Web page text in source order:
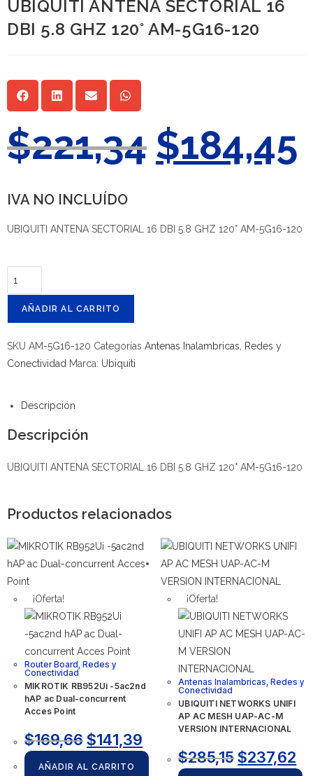
UBIQUITI ANTENA SECTORIAL 16
DBI 5.8 GHZ 120° AM-5G16-120
$221,34 $184,45
IVA NO INCLUÍDO
UBIQUITI ANTENA SECTORIAL 16 DBI 5.8 GHZ 120° AM-5G16-120
AÑADIR AL CARRITO
SKU AM-5G16-120 Categorías Antenas Inalambricas
Redes y
Conectividad Marca: Ubiquiti
Descripción
Descripción
UBIQUITI ANTENA SECTORIAL 16 DBI 5.8 GHZ 120° AM-5G16-120
Productos relacionados
¡Oferta!
Router Board, Redes y
Conectividad
MIKROTIK RB952Ui -5ac2nd
hAP ac Dual-concurrent
Acces Point
$169,66$141,39
AÑADIR AL CARRITO
¡Oferta!
Antenas Inalambricas,Redes y
Conectividad
UBIQUITI NETWORKS UNIFI
AP AC MESH UAP-AC-M
VERSION INTERNACIONAL
$285,15 $237,62